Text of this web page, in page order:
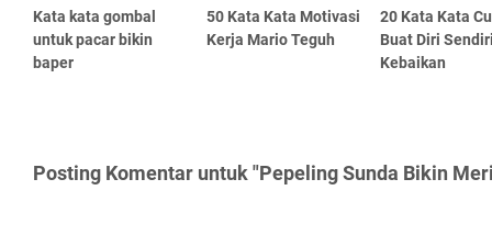
Kata kata gombal
untuk pacar bikin
baper
50 Kata Kata Motivasi
Kerja Mario Teguh
20 Kata Kata
Buat Diri
Kebaikan
Posting Komentar untuk "Pepeling Sunda Bikin